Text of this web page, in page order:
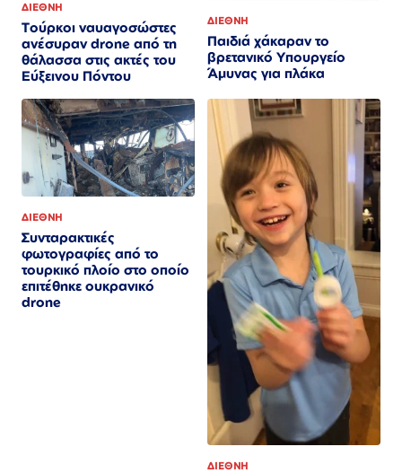
ΔΙΕΘΝΗ
Τούρκοι ναυαγοσώστες
ανέσυραν drone από τη
θάλασσα στις ακτές του
Εύξεινου Πόντου
ΔΙΕΘΝΗ
Παιδιά χάκαραν το
βρετανικό Υπουργείο
Άμυνας για πλάκα
ΔΙΕΘΝΗ
Συνταρακτικές
φωτογραφίες από το
τουρκικό πλοίο στο οποίο
επιτέθηκε ουκρανικό
drone
ΔΙΕΘΝΗ